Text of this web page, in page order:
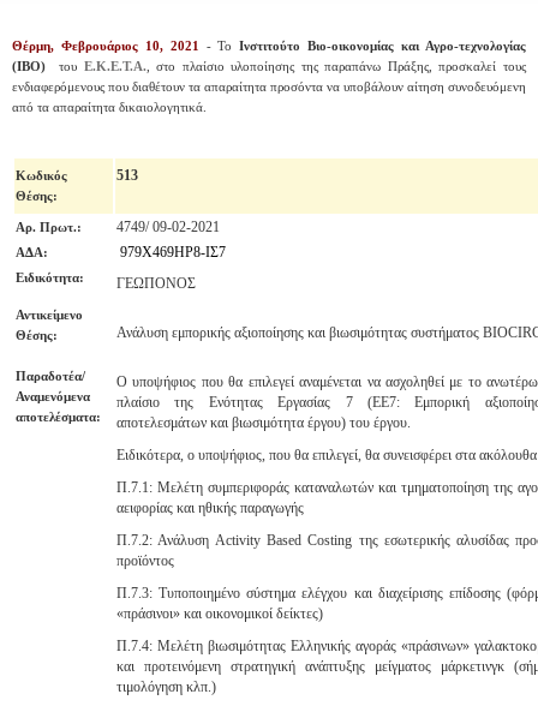
Θέρμη, Φεβρουάριος 10, 2021 - Το ΙνστιτούτοΒιο-οικονομίας και Αγρο-τεχνολογίας
(ΙΒΟ)
του Ε.Κ.Ε.Τ.Α. , στο πλαίσιο υλοποίησης της παραπάνω Πράξης,προσκαλεί τους
ενδιαφερόμενους που διαθέτουν τα απαραίτητα προσόντα να υποβάλουν αίτηση συνοδευόμενη
από τα απαραίτητα δικαιολογητικά.
Κωδικός
Θέσης:
513
Αρ. Πρωτ.: 4749/ 09-02-2021
ΑΔΑ: 979Χ469ΗΡ8-ΙΣ7
Ειδικότητα: ΓΕΩΠΟΝΟΣ
Αντικείμενο
Θέσης:
Ανάλυση εμπορικής αξιοποίησης και βιωσιμότητας συστήματος
Παραδοτέα/
Αναμενόμενα
αποτελέσματα:
Ο υποψήφιος που θα επιλεγεί αναμένεται να ασχοληθεί με το ανωτέρω
πλαίσιο της Ενότητας Εργασίας 7 (ΕΕ7: Εμπορική
αποτελεσμάτων και βιωσιμότητα έργου) του έργου.
Ειδικότερα, ο υποψήφιος, που θα επιλεγεί, θα συνεισφέρει στα
Π.7.1: Μελέτη συμπεριφοράς καταναλωτών και τμηματοποίηση της
αειφορίας και ηθικής παραγωγής
Π.7.2: Ανάλυση Activity Based Costing της εσωτερικής αλυσίδας
προϊόντος
Π.7.3: Τυποποιημένο σύστημα ελέγχου και διαχείρισης επίδοσης
«πράσινοι» και οικονομικοί δείκτες)
Π.7.4: Μελέτη βιωσιμότητας Ελληνικής αγοράς «πράσινων»
και προτεινόμενη στρατηγική ανάπτυξης μείγματος μάρκετινγκ
τιμολόγηση κλπ.)